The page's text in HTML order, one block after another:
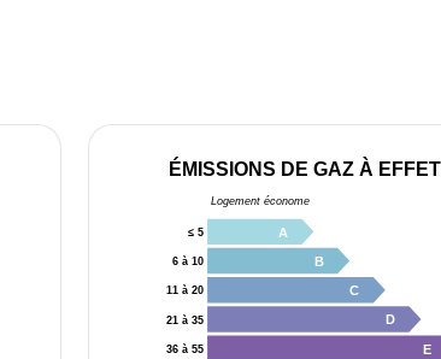
ÉMISSIONS DE GAZ À
Logement économe
≤ 5 A
6 à 10 B
11 à 20 C
21 à 35 D
36 à 55 E